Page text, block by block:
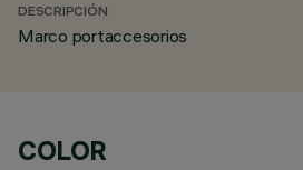
DESCRIPCIÓN
Marco portaccesorios
COLOR